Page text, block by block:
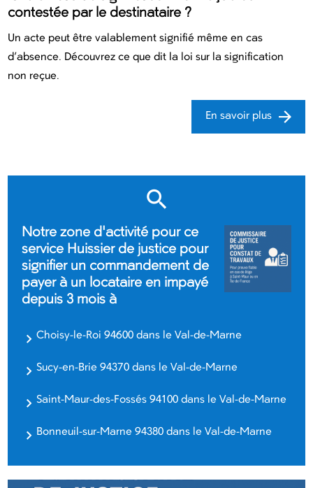
contestée par le destinataire ?
Un acte peut être valablement signifié même en cas
d’absence. Découvrez ce que dit la loi sur la signification
non reçue.
En savoir plus
Notre zone d'activité pour ce
service Huissier de justice pour
signifier un commandement de
payer à un locataire en impayé
depuis 3 mois à
Choisy-le-Roi 94600 dans le Val-de-Marne
Sucy-en-Brie 94370 dans le Val-de-Marne
Saint-Maur-des-Fossés 94100 dans le Val-de-Marne
Bonneuil-sur-Marne 94380 dans le Val-de-Marne